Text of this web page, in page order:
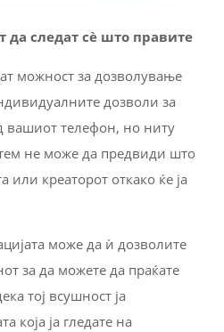
следат сѐ што правите
можност за дозволување
дозволи за
вашиот телефон, но ниту
не може да предвиди што
или креаторот откако ќе ја
може да ѝ дозволите
за да можете да праќате
тој всушност ја
која ја гледате на